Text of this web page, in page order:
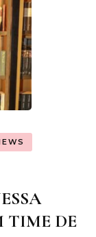
TIME DE